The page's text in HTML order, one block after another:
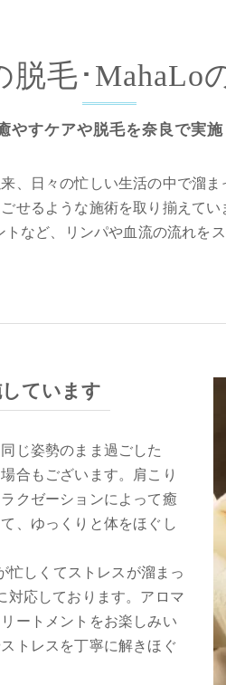
やすケアや脱毛を奈良で実
脱毛･MahaLo
、日々の忙しい生活の中で溜
せるような施術を取り揃えてい
など、リンパや血流の流れを
ています
じ姿勢のまま過ごした
合もございます。肩こり
クゼーションによって癒
、ゆっくりと体をほぐし
忙しくてストレスが溜まっ
対応しております。アロマ
ートメントをお楽しみい
トレスを丁寧に解きほぐ